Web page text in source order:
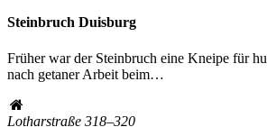
Steinbruch Duisburg
Früher war der Steinbruch eine Kneipe für
nach getaner Arbeit beim…
Lotharstraße 318–320